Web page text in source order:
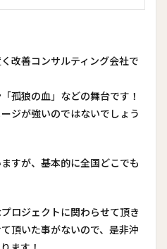
改善コンサルティング会社で
孤狼の血」などの舞台です！
ジが強いのではないでしょう
すが、基本的に全国どこでも
ロジェクトに関わらせて頂き
頂いた事がないので、是非沖